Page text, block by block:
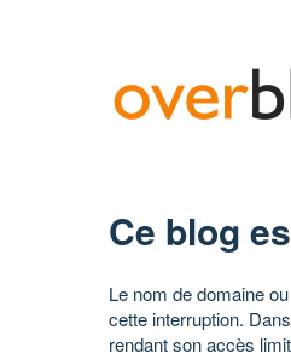
Ce blog
Le nom de domaine
cette interruption.
rendant son accès